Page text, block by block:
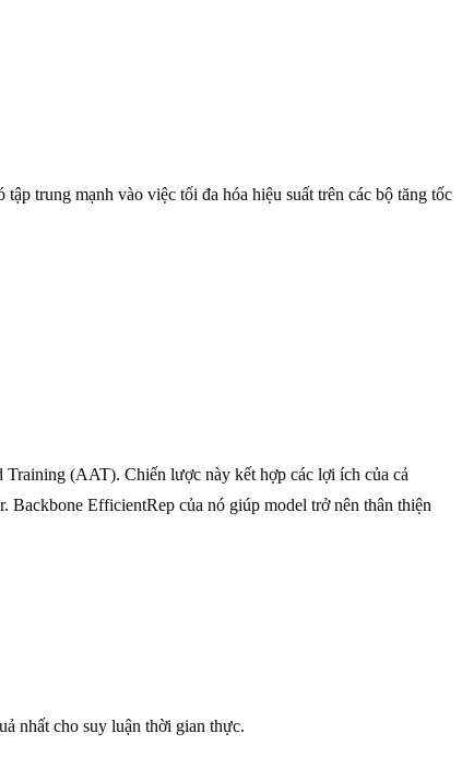
trung mạnh vào việc tối đa hóa hiệu suất trên các bộ tăng tốc
(AAT). Chiến lược này kết hợp các lợi ích của cả
EfficientRep của nó giúp model trở nên thân thiện
nhất cho suy luận thời gian thực.